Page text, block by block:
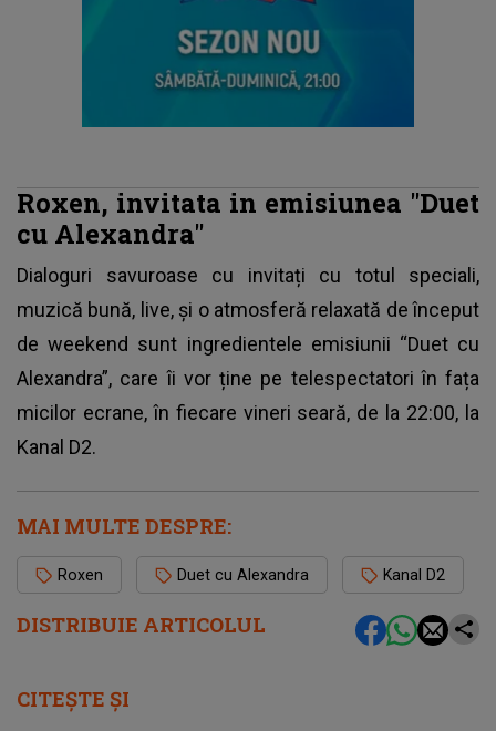
DISTRIBUIE ARTICOLUL
Roxen, invitata in emisiunea "Duet
cu Alexandra"
Dialoguri savuroase cu invitați cu totul speciali,
muzică bună, live, și o atmosferă relaxată de început
de weekend sunt ingredientele emisiunii “Duet cu
Alexandra”, care îi vor ține pe telespectatori în fața
micilor ecrane, în fiecare vineri seară, de la 22:00, la
Kanal D2.
MAI MULTE DESPRE:
Roxen Duet cu Alexandra Kanal D2
CITEȘTE ȘI